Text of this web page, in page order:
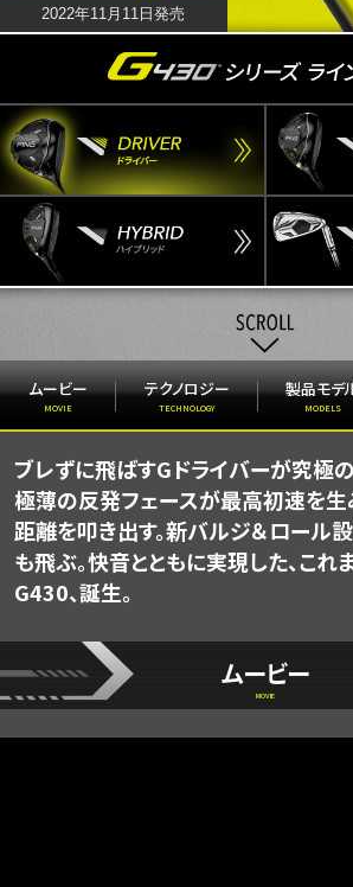
2022年11月11日発売
ムービー
MOVIE
テクノロジー
TECHNOLOGY
製品モデ
MODELS
ブレずに飛ばすGドライバーが究極
極薄の反発フェースが最高初速を生
距離を叩き出す。新バルジ＆ロール設
も飛ぶ。快音とともに実現した、これ
G430、誕生。
ムービー
MOVIE